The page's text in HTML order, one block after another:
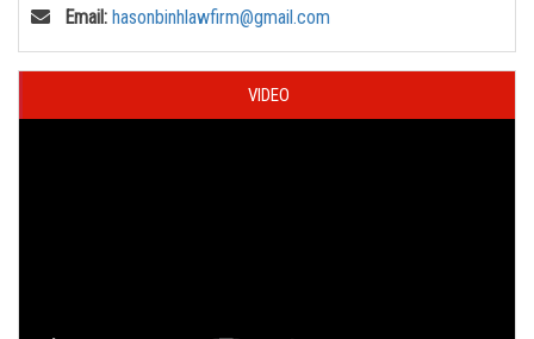
Email: hasonbinhlawfirm@gmail.com
VIDEO